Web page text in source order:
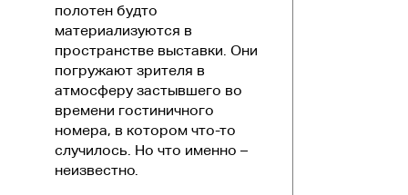
полотен будто
материализуются в
пространстве выставки. Они
погружают зрителя в
атмосферу застывшего во
времени гостиничного
номера, в котором что-то
случилось. Но что именно –
неизвестно.